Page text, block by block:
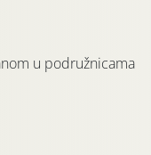
u podružnicama